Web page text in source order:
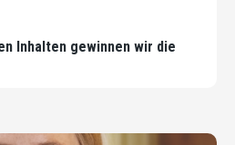
Inhalten gewinnen wir die